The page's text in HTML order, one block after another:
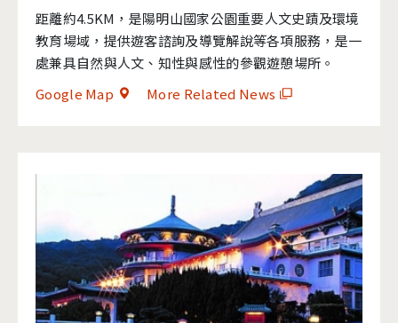
距離約4.5KM，是陽明山國家公園重要人文史蹟及環境
教育場域，提供遊客諮詢及導覽解說等各項服務，是一
處兼具自然與人文、知性與感性的參觀遊憩場所。
Google Map
More Related News